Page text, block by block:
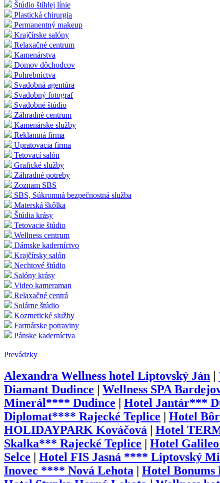
Štúdio štíhlej línie
Plastická chirurgia
Permanentný makeup
Krajčírske salóny
Relaxačné centrum
Kamenárstva
Domov dôchodcov
Pohrebníctva
Svadobná agentúra
Svadobný fotograf
Svadobné štúdio
Záhradné centrum
Kamenárske služby
Reklamná firma
Upratovacia firma
Tetovací salón
Grafické služby
Záhradné potreby
Zoznam SBS
SBS, Súkromná bezpečnostná služba
Materská škôlka
Štúdia krásy
Tetovacie štúdio
Wellness centrum
Dámske kaderníctvo
Krajčírsky salón
Nechtové štúdio
Salóny krásy
Video kameraman
Relaxačné centrá
Solárne štúdio
Kozmetické služby
Farmárske potraviny
Pánske kaderníctva
Prevádzky
Alexandra Wellness hotel Liptovský Ján
Diamant Dudince
Wellness SPA
Minerál**** Dudince
Hotel Jantár***
Diplomat**** Rajecké Teplice
Hotel
HOLIDAYPARK Kováčová
Hotel
Skalka*** Rajecké Teplice
Hotel
Selce
Hotel FIS Jasná **** Liptovský
Inovec **** Nová Lehota
Hotel Bonums